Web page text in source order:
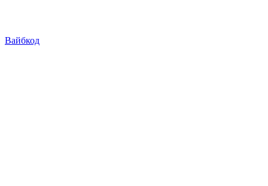
Вайбкод